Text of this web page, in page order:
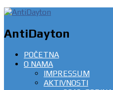
AntiDayton
POČETNA
O NAMA
IMPRESSUM
AKTIVNOSTI